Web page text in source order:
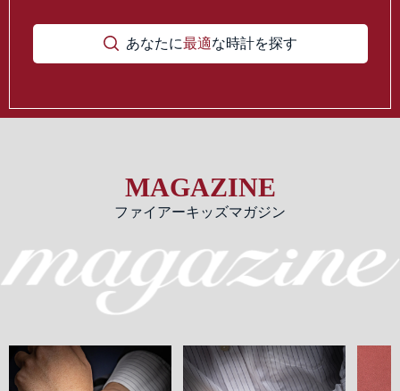
あなたに最適な時計を探す
MAGAZINE
ファイアーキッズマガジン